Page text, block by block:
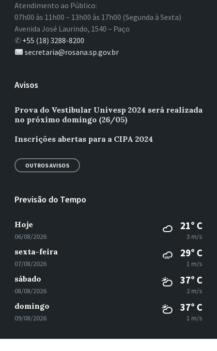
Atendimento ao Público:
07h00 às 11h00 – 13h00 às 17h00 (Segunda à Sexta)
Avenida José Laurindo, 1540 – Paço
✆ +55 (18) 3288-8200
secretaria@rosana.sp.gov.br
Avisos
Prova do Vestibular Univesp 2024 será realizada
no próximo domingo (26/05)
Inscrições abertas para a CIPA 2024
OUTROS AVISOS
Previsão do Tempo
Hoje
06/08/2026
21° C
3 m/s
sexta-feira
07/08/2026
29° C
1 m/s
sábado
08/08/2026
37° C
2 m/s
domingo
09/08/2026
37° C
1 m/s